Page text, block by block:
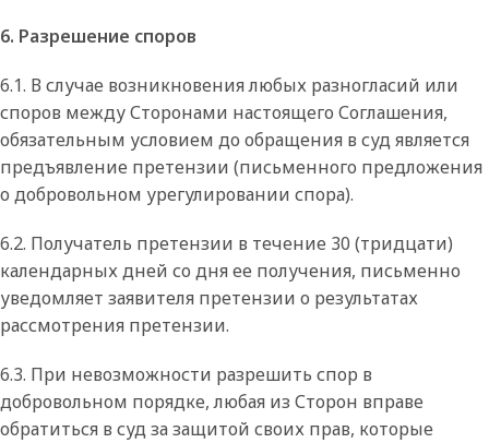
6. Разрешение споров
6.1. В случае возникновения любых разногласий или
споров между Сторонами настоящего Соглашения,
обязательным условием до обращения в суд является
предъявление претензии (письменного предложения
о добровольном урегулировании спора).
6.2. Получатель претензии в течение 30 (тридцати)
календарных дней со дня ее получения, письменно
уведомляет заявителя претензии о результатах
рассмотрения претензии.
6.3. При невозможности разрешить спор в
добровольном порядке, любая из Сторон вправе
обратиться в суд за защитой своих прав, которые